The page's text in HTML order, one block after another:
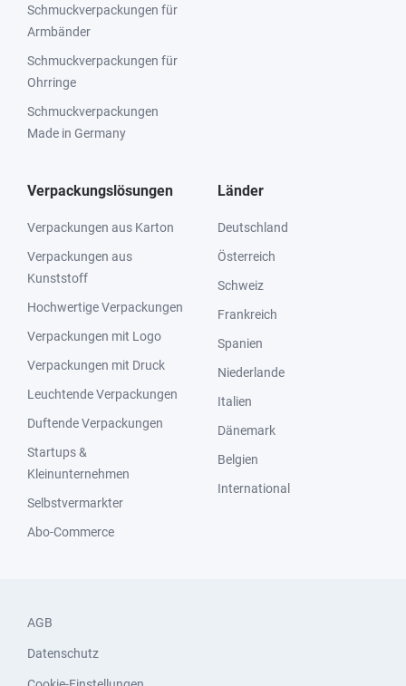
Schmuckverpackungen für
Armbänder
Schmuckverpackungen für
Ohrringe
Schmuckverpackungen
Made in Germany
Verpackungslösungen
Verpackungen aus Karton
Verpackungen aus
Kunststoff
Hochwertige Verpackungen
Verpackungen mit Logo
Verpackungen mit Druck
Leuchtende Verpackungen
Duftende Verpackungen
Startups &
Kleinunternehmen
Selbstvermarkter
Abo-Commerce
Länder
Deutschland
Österreich
Schweiz
Frankreich
Spanien
Niederlande
Italien
Dänemark
Belgien
International
AGB
Datenschutz